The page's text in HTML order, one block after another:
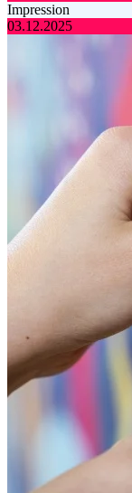
Impression
03.12.2025